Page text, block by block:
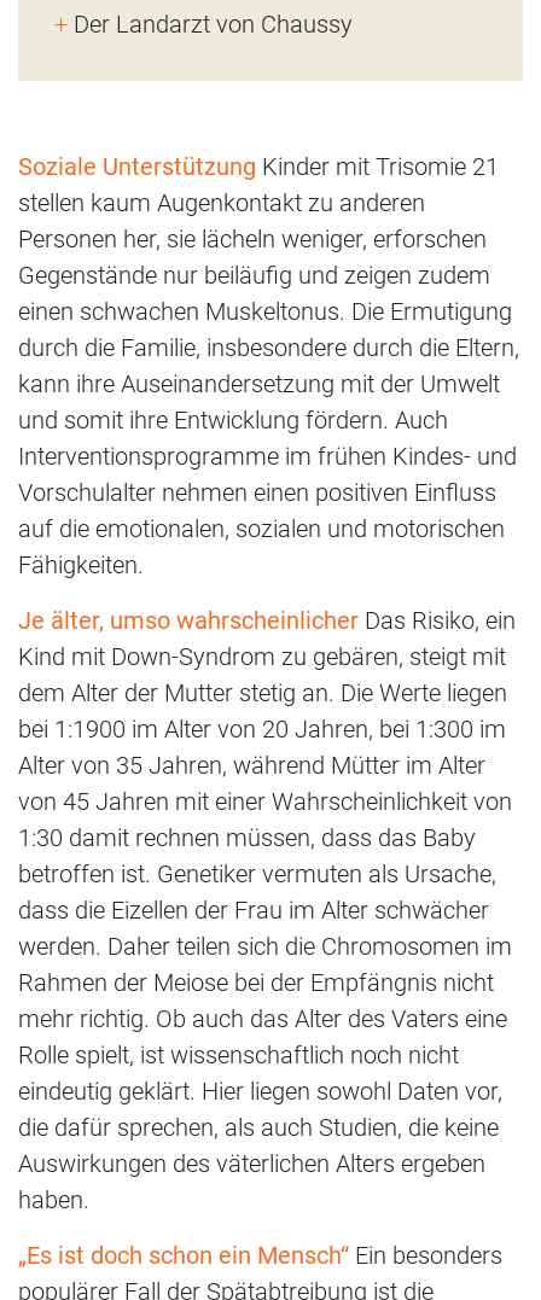
+ Der Landarzt von Chaussy
Soziale Unterstützung Kinder mit Trisomie 21
stellen kaum Augenkontakt zu anderen
Personen her, sie lächeln weniger, erforschen
Gegenstände nur beiläufig und zeigen zudem
einen schwachen Muskeltonus. Die Ermutigung
durch die Familie, insbesondere durch die Eltern,
kann ihre Auseinandersetzung mit der Umwelt
und somit ihre Entwicklung fördern. Auch
Interventionsprogramme im frühen Kindes- und
Vorschulalter nehmen einen positiven Einfluss
auf die emotionalen, sozialen und motorischen
Fähigkeiten.
Je älter, umso wahrscheinlicher Das Risiko, ein
Kind mit Down-Syndrom zu gebären, steigt mit
dem Alter der Mutter stetig an. Die Werte liegen
bei 1:1900 im Alter von 20 Jahren, bei 1:300 im
Alter von 35 Jahren, während Mütter im Alter
von 45 Jahren mit einer Wahrscheinlichkeit von
1:30 damit rechnen müssen, dass das Baby
betroffen ist. Genetiker vermuten als Ursache,
dass die Eizellen der Frau im Alter schwächer
werden. Daher teilen sich die Chromosomen im
Rahmen der Meiose bei der Empfängnis nicht
mehr richtig. Ob auch das Alter des Vaters eine
Rolle spielt, ist wissenschaftlich noch nicht
eindeutig geklärt. Hier liegen sowohl Daten vor,
die dafür sprechen, als auch Studien, die keine
Auswirkungen des väterlichen Alters ergeben
haben.
„Es ist doch schon ein Mensch“ Ein besonders
populärer Fall der Spätabtreibung ist die